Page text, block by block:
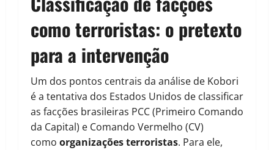
como terroristas: o pretexto
para a intervenção
Um dos pontos centrais da análise de Kobori
é a tentativa dos Estados Unidos de classificar
as facções brasileiras PCC (Primeiro Comando
da Capital) e Comando Vermelho (CV)
como organizações terroristas. Para ele,